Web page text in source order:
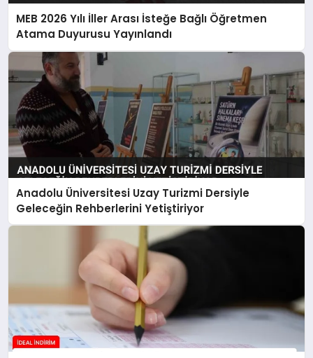
MEB 2026 Yılı İller Arası İsteğe Bağlı Öğretmen
Atama Duyurusu Yayınlandı
Anadolu Üniversitesi Uzay Turizmi Dersiyle
Geleceğin Rehberlerini Yetiştiriyor